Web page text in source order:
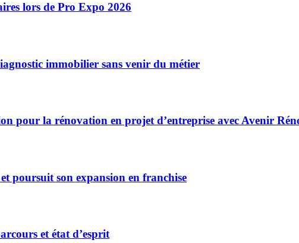
lors de Pro Expo 2026
immobilier sans venir du métier
pour la rénovation en projet d’entreprise avec Avenir
poursuit son expansion en franchise
et état d’esprit